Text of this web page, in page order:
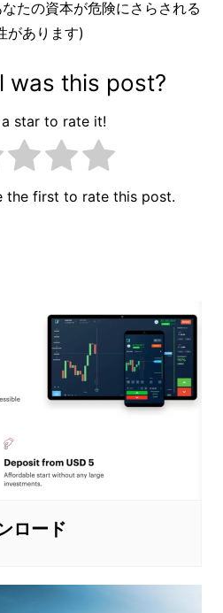
たの資本が危険にさらされる
があります)
was this post?
star to rate it!
the first to rate this post.
ロード